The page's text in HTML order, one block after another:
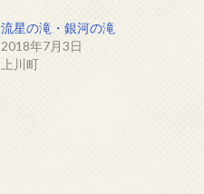
流星の滝・銀河の滝
2018年7月3日
上川町